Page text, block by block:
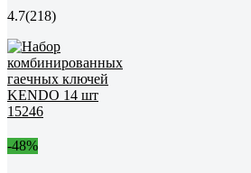
4.7(218)
-48%